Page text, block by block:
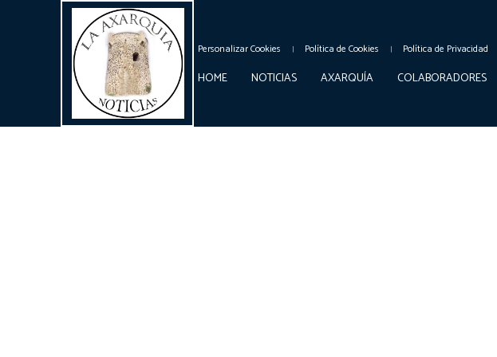
Personalizar Cookies Política de Cookies Política de Privacidad
HOME NOTICIAS AXARQUÍA COLABORADORES